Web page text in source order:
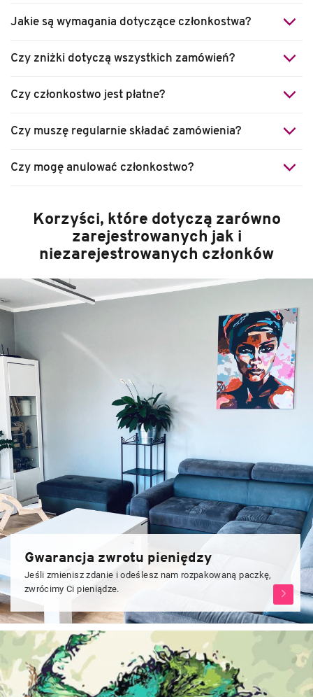
Jakie są wymagania dotyczące członkostwa?
Czy zniżki dotyczą wszystkich zamówień?
Czy członkostwo jest płatne?
Czy muszę regularnie składać zamówienia?
Czy mogę anulować członkostwo?
Korzyści, które dotyczą zarówno
zarejestrowanych jak i
niezarejestrowanych członków
Gwarancja zwrotu pieniędzy
Jeśli zmienisz zdanie i odeślesz nam rozpakowaną paczkę,
zwrócimy Ci pieniądze.
Zjistěte
více